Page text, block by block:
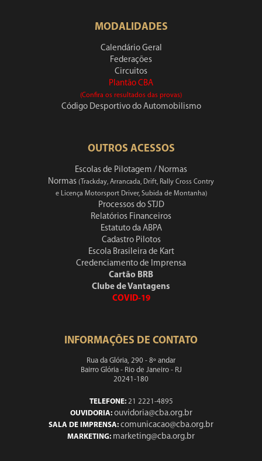
MODALIDADES
Calendário Geral
Federações
Circuitos
Plantão CBA
(Confira os resultados das provas)
Código Desportivo do Automobilismo
OUTROS ACESSOS
Escolas de Pilotagem / Normas
Normas (Trackday, Arrancada, Drift, Rally Cross Contry
e Licença Motorsport Driver, Subida de Montanha)
Processos do STJD
Relatórios Financeiros
Estatuto da ABPA
Cadastro Pilotos
Escola Brasileira de Kart
Credenciamento de Imprensa
Cartão BRB
Clube de Vantagens
COVID-19
INFORMAÇÕES DE CONTATO
Rua da Glória, 290 - 8º andar
Bairro Glória - Rio de Janeiro - RJ
20241-180
TELEFONE:21 2221-4895
OUVIDORIA: ouvidoria@cba.org.br
SALA DE IMPRENSA: comunicacao@cba.org.br
MARKETING: marketing@cba.org.br